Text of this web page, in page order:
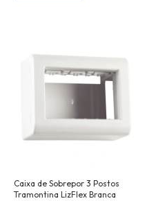
Caixa de Sobrepor 3 Postos
Tramontina LizFlex Branca